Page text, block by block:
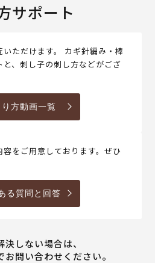
サポート
ただけます。 カギ針編み・棒
、刺し子の刺し方などがござ
方動画一覧
をご用意しております。ぜひ
る質問と回答
決しない場合は、
問い合わせください。